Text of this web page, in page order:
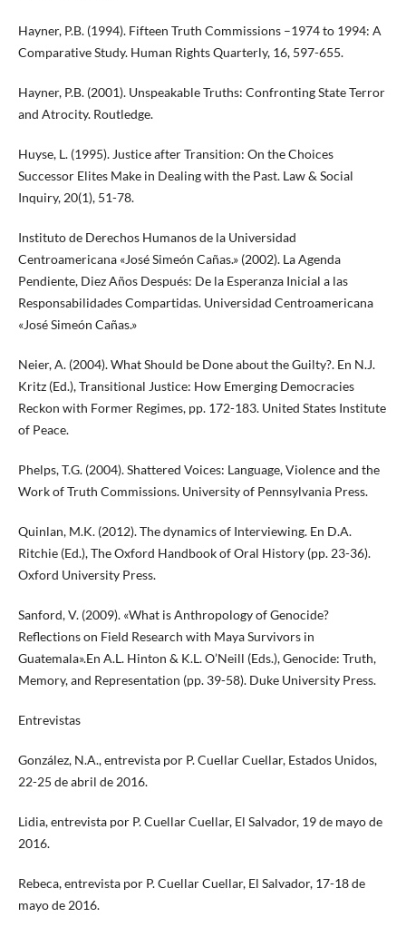
Hayner, P.B. (1994). Fifteen Truth Commissions –1974 to 1994: A
Comparative Study. Human Rights Quarterly, 16, 597-655.
Hayner, P.B. (2001). Unspeakable Truths: Confronting State Terror
and Atrocity. Routledge.
Huyse, L. (1995). Justice after Transition: On the Choices
Successor Elites Make in Dealing with the Past. Law & Social
Inquiry, 20(1), 51-78.
Instituto de Derechos Humanos de la Universidad
Centroamericana «José Simeón Cañas.» (2002). La Agenda
Pendiente, Diez Años Después: De la Esperanza Inicial a las
Responsabilidades Compartidas. Universidad Centroamericana
«José Simeón Cañas.»
Neier, A. (2004). What Should be Done about the Guilty?. En N.J.
Kritz (Ed.), Transitional Justice: How Emerging Democracies
Reckon with Former Regimes, pp. 172-183. United States Institute
of Peace.
Phelps, T.G. (2004). Shattered Voices: Language, Violence and the
Work of Truth Commissions. University of Pennsylvania Press.
Quinlan, M.K. (2012). The dynamics of Interviewing. En D.A.
Ritchie (Ed.), The Oxford Handbook of Oral History (pp. 23-36).
Oxford University Press.
Sanford, V. (2009). «What is Anthropology of Genocide?
Reflections on Field Research with Maya Survivors in
Guatemala».En A.L. Hinton & K.L. O’Neill (Eds.), Genocide: Truth,
Memory, and Representation (pp. 39-58). Duke University Press.
Entrevistas
González, N.A., entrevista por P. Cuellar Cuellar, Estados Unidos,
22-25 de abril de 2016.
Lidia, entrevista por P. Cuellar Cuellar, El Salvador, 19 de mayo de
2016.
Rebeca, entrevista por P. Cuellar Cuellar, El Salvador, 17-18 de
mayo de 2016.